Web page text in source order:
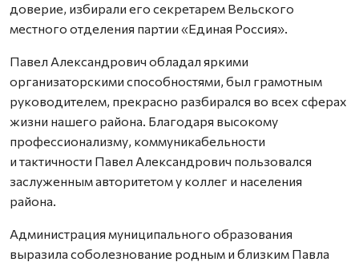
доверие, избирали его секретарем Вельского
местного отделения партии «Единая Россия».
Павел Александрович обладал яркими
организаторскими способностями, был грамотным
руководителем, прекрасно разбирался во всех сферах
жизни нашего района. Благодаря высокому
профессионализму, коммуникабельности
и тактичности Павел Александрович пользовался
заслуженным авторитетом у коллег и населения
района.
Администрация муниципального образования
выразила соболезнование родным и близким Павла